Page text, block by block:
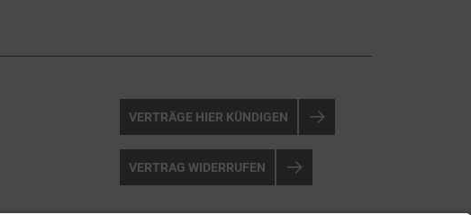
VERTRÄGE HIER KÜNDIGEN
VERTRAG WIDERRUFEN